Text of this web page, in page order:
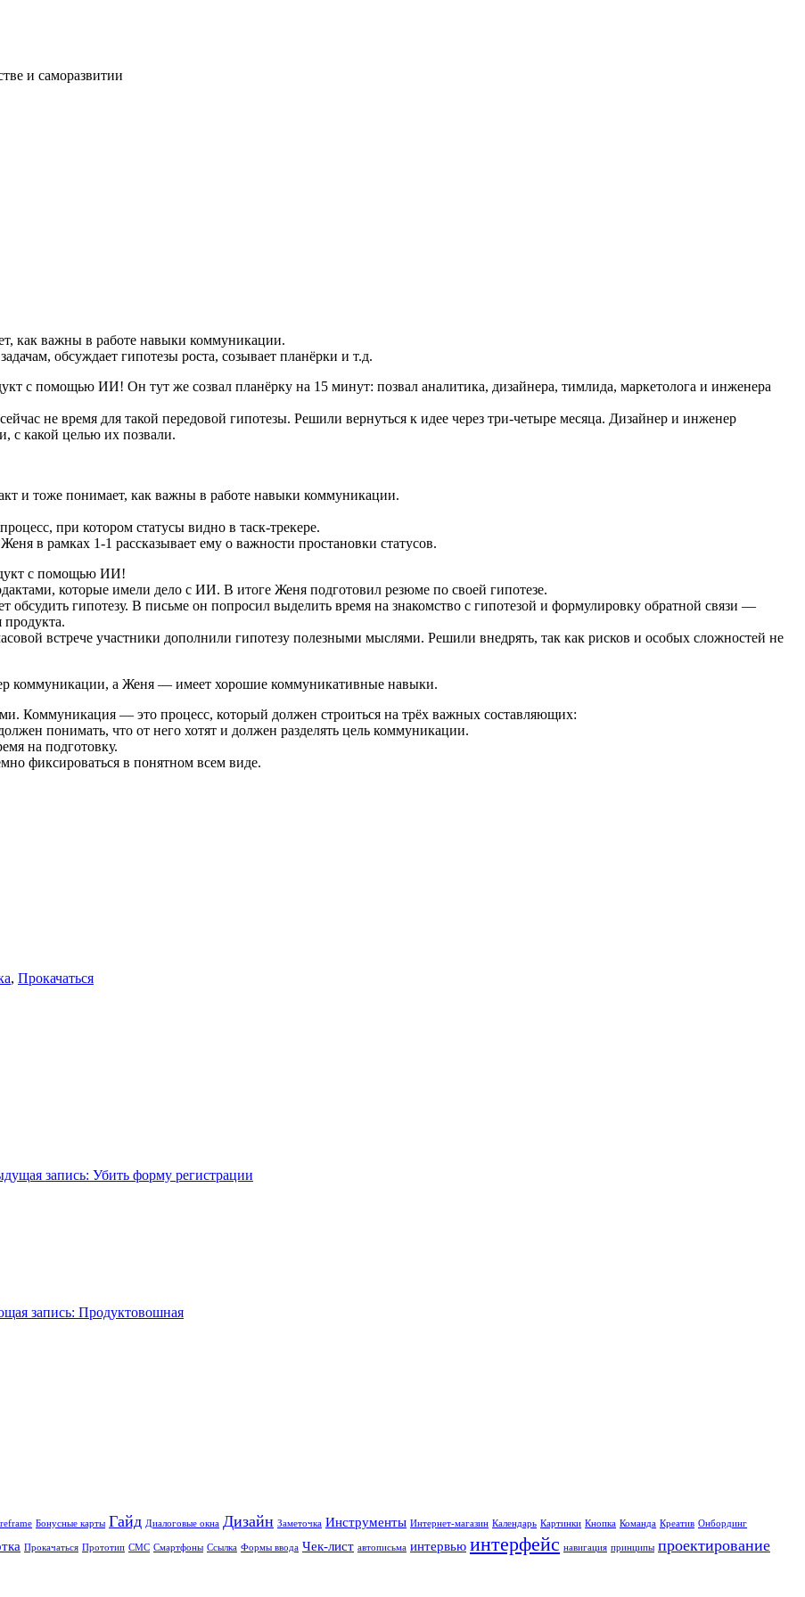
и саморазвитии
как важны в работе навыки коммуникации.
обсуждает гипотезы роста, созывает планёрки и т.д.
с помощью ИИ! Он тут же созвал планёрку на 15 минут: позвал аналитика, дизайнера, тимлида, маркетолога и инженера
не время для такой передовой гипотезы. Решили вернуться к идее через три-четыре месяца. Дизайнер и инженер
с какой целью их позвали.
и тоже понимает, как важны в работе навыки коммуникации.
при котором статусы видно в таск-трекере.
в рамках 1-1 рассказывает ему о важности простановки статусов.
с помощью ИИ!
которые имели дело с ИИ. В итоге Женя подготовил резюме по своей гипотезе.
гипотезу. В письме он попросил выделить время на знакомство с гипотезой и формулировку обратной связи —
продукта.
встрече участники дополнили гипотезу полезными мыслями. Решили внедрять, так как рисков и особых сложностей не
коммуникации, а Женя — имеет хорошие коммуникативные навыки.
Коммуникация — это процесс, который должен строиться на трёх важных составляющих:
понимать, что от него хотят и должен разделять цель коммуникации.
на подготовку.
фиксироваться в понятном всем виде.
, Прокачаться
запись: Убить форму регистрации
запись: Продуктовошная
Бонусные карты Гайд Диалоговые окна Дизайн Заметочка Инструменты Интернет-магазин Календарь Картинки Кнопка Команда Креатив Онбординг
Прокачаться Прототип СМС Смартфоны Ссылка Формы ввода Чек-лист автописьма интервью интерфейс навигация принципы проектирование